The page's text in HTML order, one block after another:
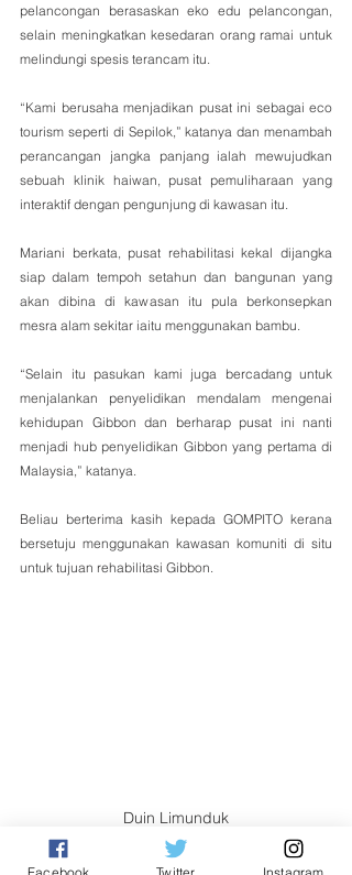
pelancongan berasaskan eko edu pelancongan,
selain meningkatkan kesedaran orang ramai untuk
melindungi spesis terancam itu.
“Kami berusaha menjadikan pusat ini sebagai eco
tourism seperti di Sepilok,” katanya dan menambah
perancangan jangka panjang ialah mewujudkan
sebuah klinik haiwan, pusat pemuliharaan yang
interaktif dengan pengunjung di kawasan itu.
Mariani berkata, pusat rehabilitasi kekal dijangka
siap dalam tempoh setahun dan bangunan yang
akan dibina di kawasan itu pula berkonsepkan
mesra alam sekitar iaitu menggunakan bambu.
“Selain itu pasukan kami juga bercadang untuk
menjalankan penyelidikan mendalam mengenai
kehidupan Gibbon dan berharap pusat ini nanti
menjadi hub penyelidikan Gibbon yang pertama di
Malaysia,” katanya.
Beliau berterima kasih kepada GOMPITO kerana
bersetuju menggunakan kawasan komuniti di situ
untuk tujuan rehabilitasi Gibbon.
Duin Limunduk
“Kami juga berterima kasih kepada Ahli Dewan
Facebook Twitter Instagram